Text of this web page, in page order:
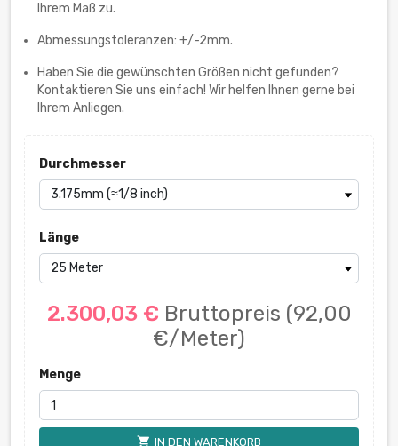
Ihrem Maß zu.
Abmessungstoleranzen: +/-2mm.
Haben Sie die gewünschten Größen nicht gefunden?
Kontaktieren Sie uns einfach! Wir helfen Ihnen gerne bei
Ihrem Anliegen.
Durchmesser
Länge
2.300,03 € Bruttopreis (92,00
€/Meter)
Menge
shopping_cart IN DEN WARENKORB